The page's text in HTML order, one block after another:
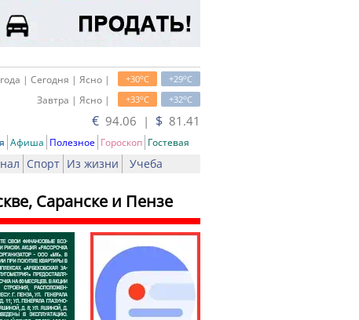
+29oC
+30oC
| Сегодня | Ясно |
+32oC
+33oC
Завтра | Ясно |
€ 94.06 | $ 81.41
Афиша Полезное Гороскоп Гостевая
Спорт Из жизни Учеба
Саранске и Пензе